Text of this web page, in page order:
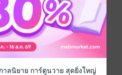
ที่ 19 พฤษภาคม พ.ศ.2569
pdf
18 พฤษภาคม 2569
16 หน้า
าลนิยาย การ์ตูนวาย สุดยิ่งใหญ่